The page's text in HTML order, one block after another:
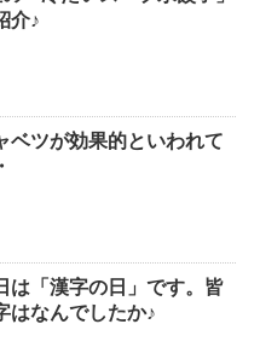
介♪
ベツが効果的といわれて
は「漢字の日」です。皆
はなんでしたか♪